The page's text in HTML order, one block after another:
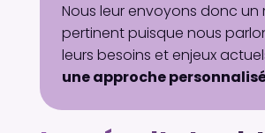
Nous leur envoyons donc un
pertinent puisque nous
leurs besoins et enjeux
une approche